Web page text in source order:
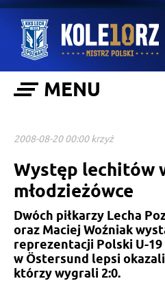
MENU
2008-08-20 00:00 krzyż
Występ lechitów
młodzieżówce
Dwóch piłkarzy Lecha
oraz Maciej Woźniak
reprezentacji Polski U-
w Östersund lepsi
którzy wygrali 2:0.